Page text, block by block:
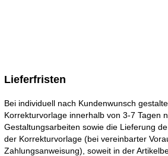
Lieferfristen
Bei individuell nach Kundenwunsch
Korrekturvorlage innerhalb von 3-7 Tagen
Gestaltungsarbeiten sowie die Lieferung
der Korrekturvorlage (bei vereinbarter
Zahlungsanweisung), soweit in der